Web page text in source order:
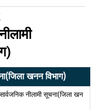
खनन विभाग)
नीलामी सूचना(जिला खन